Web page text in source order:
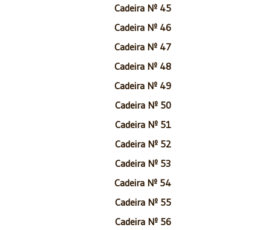
Cadeira Nº 45
Cadeira Nº 46
Cadeira Nº 47
Cadeira Nº 48
Cadeira Nº 49
Cadeira Nº 50
Cadeira Nº 51
Cadeira Nº 52
Cadeira Nº 53
Cadeira Nº 54
Cadeira Nº 55
Cadeira Nº 56